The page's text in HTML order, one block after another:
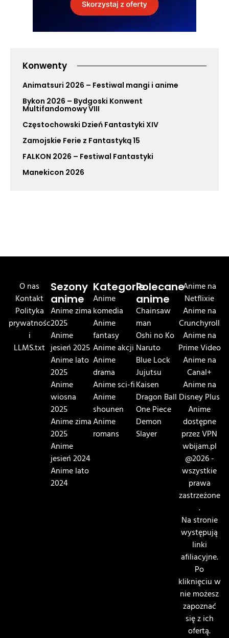
Konwenty
Animatsuri 2026 – Festiwal mangi i anime
Bykon 2026 – Bydgoski Konwent
Multifandomowy VIII
Częstochowski Dzień Fantastyki XIV
Zamojskie Ferie z Fantastyką 15
FALKON 2026 – Festiwal Fantastyki
Manekicon 2026
O nas
Kontakt
Polityka
prywatnośc
i
LLMS.txt
Sezony
anime
Anime zima
2025
Anime
jesień 2025
Anime lato
2025
Anime
wiosna
2025
Anime zima
2025
Anime
jesień 2024
Anime lato
2024
Kategorie
Anime
komedia
Anime
fantasy
Anime akcji
Anime
drama
Anime sci-fi
Anime
shounen
Anime
romans
Polecane
anime
Chainsaw
man
Oshi no Ko
Naruto
Blue Lock
Jujutsu
Kaisen
Dragon Ball
One Piece
Demon
Slayer
Anime na
Netflixie
Anime na
Crunchyroll
Anime na
Prime Video
Anime na
Canal+
Anime na
Disney Plus
Anime
dostępne
przez VPN
wbijam.pl
@2026 -
wszystkie
prawa
zastrzeżone
.
Na stronie
występują
linki
afiliacyjne.
Po
kliknięciu w
nie możesz
zapoznać
się z ich
ofertą.